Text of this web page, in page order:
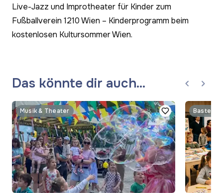
Live-Jazz und Improtheater für Kinder zum
Fußballverein 1210 Wien – Kinderprogramm beim
kostenlosen Kultursommer Wien.
Das könnte dir auch
gefallen
Musik & Theater Basteln